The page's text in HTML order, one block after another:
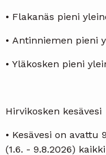
• Flakanäs pieni
• Antinniemen pieni
• Yläkosken pieni
Hirvikosken kesävesi
• Kesävesi on
(1.6. - 9.8.2026)